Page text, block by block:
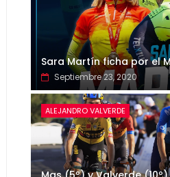
Sara Martín ficha por el
Septiembre 23, 2020
ALEJANDRO VALVERDE